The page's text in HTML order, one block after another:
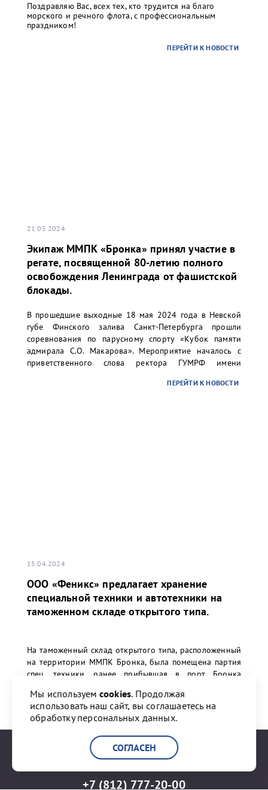
Поздравляю Вас, всех тех, кто трудится на благо
морского и речного флота, с профессиональным
праздником!
ПЕРЕЙТИ К НОВОСТИ
21.05.2024
Экипаж ММПК «Бронка» принял участие в
регате, посвященной 80-летию полного
освобождения Ленинграда от фашистской
блокады.
В прошедшие выходные 18 мая 2024 года в Невской
губе Финского залива Санкт-Петербурга прошли
соревнования по парусному спорту «Кубок памяти
адмирала С.О. Макарова». Мероприятие началось с
приветственного слова ректора ГУМРФ имени
Олеговича. Торжественное открытие сопровождалось
ПЕРЕЙТИ К НОВОСТИ
15.04.2024
ООО «Феникс» предлагает хранение
специальной техники и автотехники на
таможенном складе открытого типа.
На таможенный склад открытого типа, расположенный
на территории ММПК Бронка, была помещена партия
спец. техники, ранее прибывшая в порт Бронка
ПЕРЕЙТИ К НОВОСТИ
+7 (812) 777-20-00
Мы используем cookies. Продолжая
использовать наш сайт, вы соглашаетесь на
обработку персональных данных.
СОГЛАСЕН